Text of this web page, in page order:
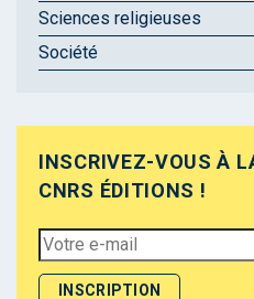
Sciences religieuses
Société
INSCRIVEZ-VOUS À
CNRS ÉDITIONS !